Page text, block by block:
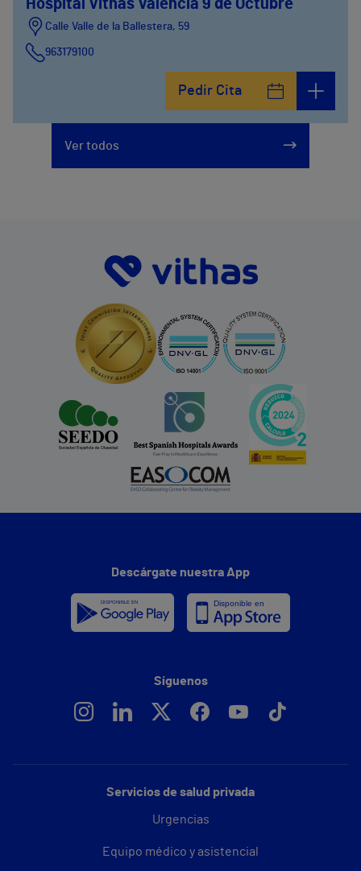
Hospital Vithas Valencia 9 de Octubre
Calle Valle de la Ballestera, 59
963179100
Pedir Cita
Ver todos
Servicios de salud privada
Urgencias
Equipo médico y asistencial
Descárgate nuestra App
Síguenos